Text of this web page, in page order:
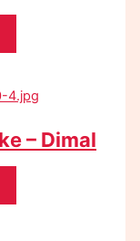
– Dimal